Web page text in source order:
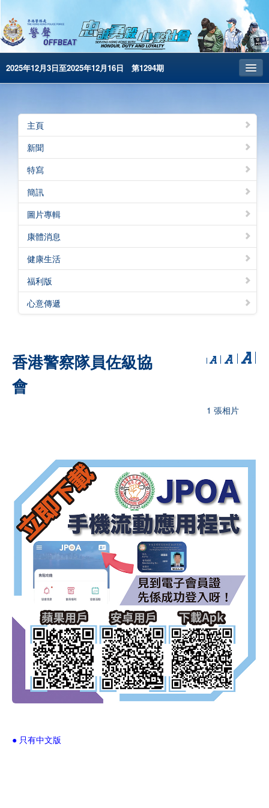
2025年12月3日至2025年12月16日 第1294期
昔日警聲
警務處主頁
简体版
English
電子書版
警聲特刊
主頁
新聞
特寫
簡訊
圖片專輯
康體消息
健康生活
福利版
心意傳遞
香港警察隊員佐級協
會
1 張相片
● 只有中文版